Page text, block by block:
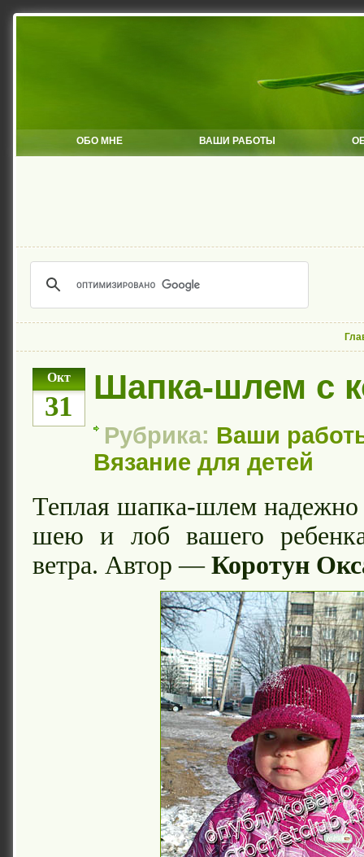
ОБО МНЕ ВАШИ РАБОТЫ
Окт
31
Шапка-шлем с
Рубрика: Ваши
Вязание для детей
Теплая шапка-шлем
шею и лоб вашего
ветра. Автор — Коротун